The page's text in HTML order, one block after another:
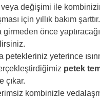
veya değişimi ile
için yıllık bakım şarttır.
önce
petekleriniz yeterince
petek
çıkar.
kombinizle